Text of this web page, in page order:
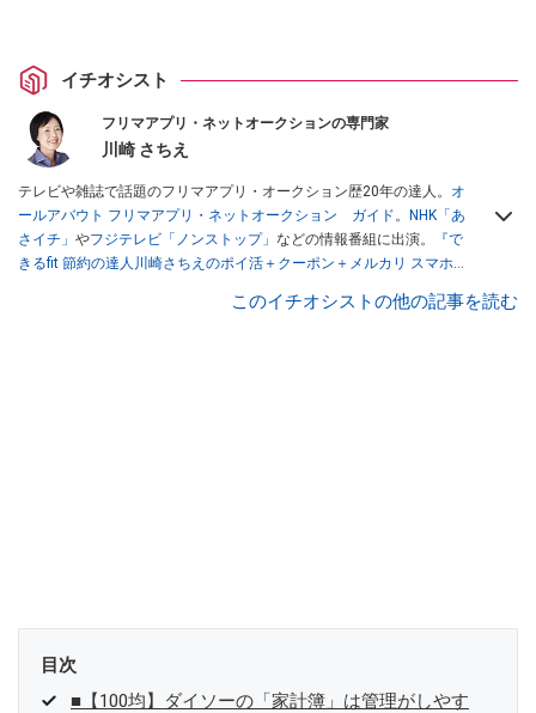
イチオシスト
フリマアプリ・ネットオークションの専門家
川崎 さちえ
テレビや雑誌で話題のフリマアプリ・オークション歴20年の達人。 オ
ールアバウト フリマアプリ・ネットオークション ガイド。
NHK「あ
さイチ」 やフジテレビ「ノンストップ」 などの情報番組に出演。
『で
きるfit 節約の達人川崎さちえのポイ活＋クーポン＋メルカリ スマホで
スマホ1つでスキマ時間に効率的に稼ぐ！』（翔泳社刊） ほか著書多
このイチオシストの他の記事を読む
目次
■【100均】ダイソーの「家計簿」は管理がしやす